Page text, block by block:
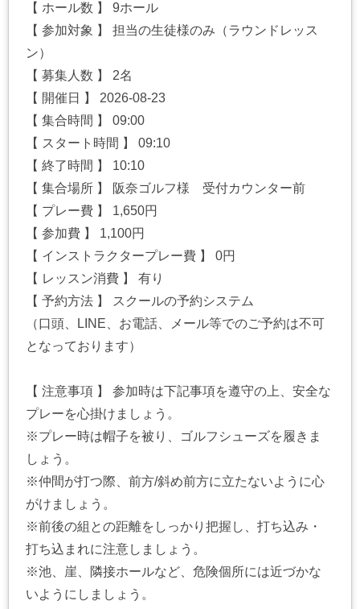
【 ホール数 】 9ホール
【 参加対象 】 担当の生徒様のみ（ラウンドレッス
ン）
【 募集人数 】 2名
【 開催日 】 2026-08-23
【 集合時間 】 09:00
【 スタート時間 】 09:10
【 終了時間 】 10:10
【 集合場所 】 阪奈ゴルフ様 受付カウンター前
【 プレー費 】 1,650円
【 参加費 】 1,100円
【 インストラクタープレー費 】 0円
【 レッスン消費 】 有り
【 予約方法 】 スクールの予約システム
（口頭、LINE、お電話、メール等でのご予約は不可
となっております）
【 注意事項 】 参加時は下記事項を遵守の上、安全な
プレーを心掛けましょう。
※プレー時は帽子を被り、ゴルフシューズを履きま
しょう。
※仲間が打つ際、前方/斜め前方に立たないように心
がけましょう。
※前後の組との距離をしっかり把握し、打ち込み・
打ち込まれに注意しましょう。
※池、崖、隣接ホールなど、危険個所には近づかな
いようにしましょう。